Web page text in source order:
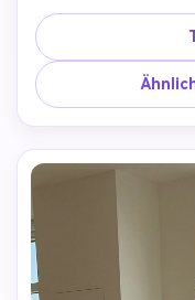
dunkleres,
im Freien am Abend
einem braunen
hellen Hose sitzt er
und ich lehnte mich
und trage ein
hellen kurzen Rock.
Boden, der mit